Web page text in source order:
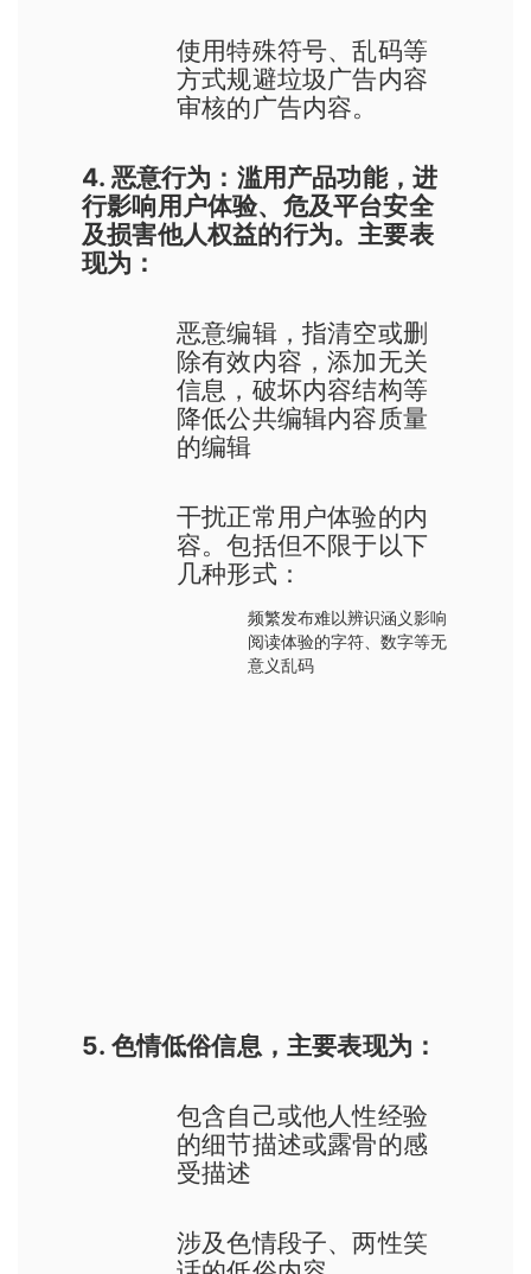
使用特殊符号、乱码等
方式规避垃圾广告内容
审核的广告内容。
4. 恶意行为：滥用产品功能，进
行影响用户体验、危及平台安全
及损害他人权益的行为。主要表
现为：
恶意编辑，指清空或删
除有效内容，添加无关
信息，破坏内容结构等
降低公共编辑内容质量
的编辑
干扰正常用户体验的内
容。包括但不限于以下
几种形式：
频繁发布难以辨识涵义影响
阅读体验的字符、数字等无
意义乱码
5. 色情低俗信息，主要表现为：
包含自己或他人性经验
的细节描述或露骨的感
受描述
涉及色情段子、两性笑